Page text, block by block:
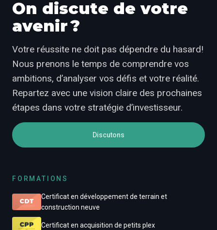
On discute de votre
avenir ?
Votre réussite ne doit pas dépendre du hasard!
Nous prenons le temps de comprendre vos
ambitions, d’analyser vos défis et votre réalité.
Repartez avec une vision claire des prochaines
étapes dans votre stratégie d’investisseur.
Discutons
FORMATIONS
Certificat en développement de terrain et
construction neuve
Certificat en acquisition de petits plex